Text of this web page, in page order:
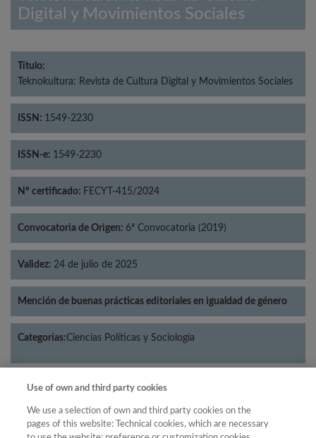
Digital y Movimientos Sociales
Título:
Teknokultura: Revista de Cultura Digital y Movimientos Sociales
ISSN: 1549-2230
ISSN-e: 1549-2230
Nº certificado: FECYT-415/2024
Convocatoria de Origen: 6ª Convocatoria (2019)
Validez: 24 de julio de 2025
Mención de buenas prácticas editoriales en igualdad de género
Categorías:Ciencias Políticas y Sociología
Año
Filtrar
Use of own and third party cookies
We use a selection of own and third party cookies on the
pages of this website: Technical cookies, which are necessary